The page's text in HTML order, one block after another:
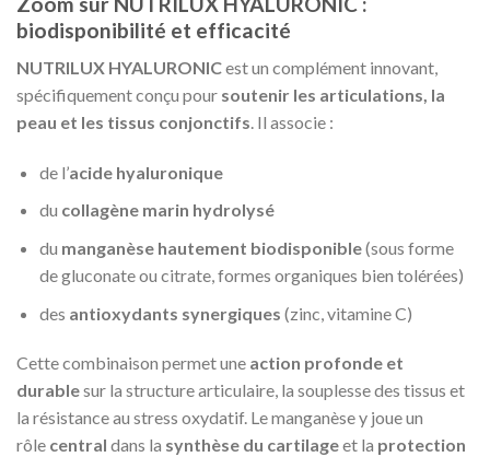
biodisponibilité et efficacité
NUTRILUX HYALURONICest un complément innovant,
spécifiquement conçu pour soutenir les articulations, la
peau et les tissus conjonctifs. Il associe :
de l’acide hyaluronique
du collagène marin hydrolysé
du manganèse hautement biodisponible(sous forme
de gluconate ou citrate, formes organiques bien tolérées)
des antioxydants synergiques (zinc, vitamine C)
Cette combinaison permet une action profonde et
durablesur la structure articulaire, la souplesse des tissus et
la résistance au stress oxydatif. Le manganèse y joue un
rôle central dans la synthèse du cartilageet la protection